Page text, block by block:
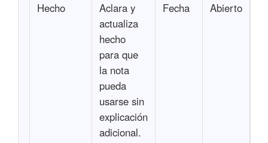
Hecho
Aclara y
actualiza
hecho
para que
la nota
pueda
usarse sin
explicación
adicional.
Fecha Abierto